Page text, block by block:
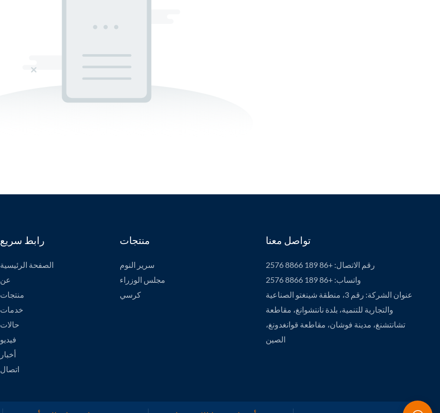
رابط سريع
الصفحة الرئيسية
عن
منتجات
خدمات
حالات
فيديو
أخبار
اتصال
منتجات
سرير النوم
مجلس الوزراء
كرسي
تواصل معنا
رقم الاتصال: +86 189 8866 2576
واتساب: +86 189 8866 2576
عنوان الشركة: رقم 3، منطقة شينغتو الصناعية
والتجارية للتنمية، بلدة نانتشوانغ، مقاطعة
تشانتشنغ، مدينة فوشان، مقاطعة قوانغدونغ،
الصين